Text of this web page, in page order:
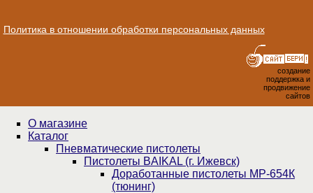
Политика в отношении обработки персональных данных
создание
поддержка и
продвижение
сайтов
О магазине
Каталог
Пнев­ма­ти­чес­кие пистолеты
Пистолеты BAIKAL (г. Ижевск)
Доработанные пистолеты МР-654К
(тюнинг)